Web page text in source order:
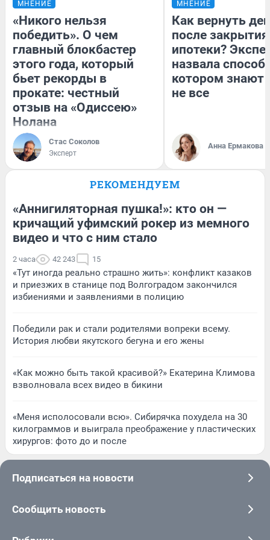
МНЕНИЕ
«Никого нельзя
победить». О чем
главный блокбастер
этого года, который
бьет рекорды в
прокате: честный
отзыв на «Одиссею»
Нолана
Стас Соколов
Эксперт
МНЕНИЕ
Как вернуть
после закрытия
ипотеки?
назвала
котором знают
не все
Анна Ермакова
РЕКОМЕНДУЕМ
«Аннигиляторная пушка!»: кто он —
кричащий уфимский рокер из мемного
видео и что с ним стало
2 часа 42 243 15
«Тут иногда реально страшно жить»: конфликт казаков
и приезжих в станице под Волгоградом закончился
избиениями и заявлениями в полицию
Победили рак и стали родителями вопреки всему.
История любви якутского бегуна и его жены
«Как можно быть такой красивой?» Екатерина Климова
взволновала всех видео в бикини
«Меня исполосовали всю». Сибирячка похудела на 30
килограммов и выиграла преображение у пластических
хирургов: фото до и после
Подписаться на новости
Сообщить новость